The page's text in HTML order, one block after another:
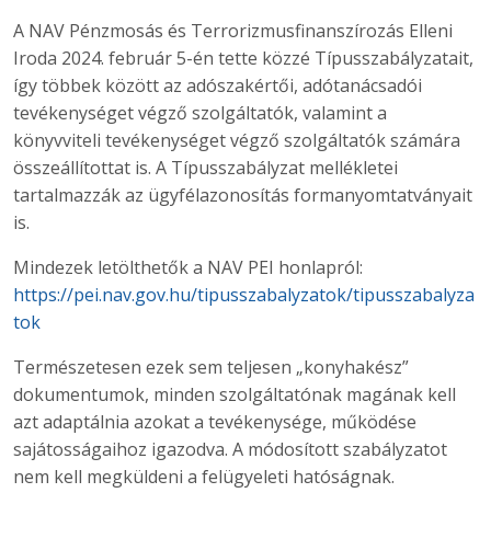
A NAV Pénzmosás és Terrorizmusfinanszírozás Elleni
Iroda 2024. február 5-én tette közzé Típusszabályzatait,
így többek között az adószakértői, adótanácsadói
tevékenységet végző szolgáltatók, valamint a
könyvviteli tevékenységet végző szolgáltatók számára
összeállítottat is. A Típusszabályzat mellékletei
tartalmazzák az ügyfélazonosítás formanyomtatványait
is.
Mindezek letölthetők a NAV PEI honlapról:
https://pei.nav.gov.hu/tipusszabalyzatok/tipusszabalyza
tok
Természetesen ezek sem teljesen „konyhakész”
dokumentumok, minden szolgáltatónak magának kell
azt adaptálnia azokat a tevékenysége, működése
sajátosságaihoz igazodva. A módosított szabályzatot
nem kell megküldeni a felügyeleti hatóságnak.